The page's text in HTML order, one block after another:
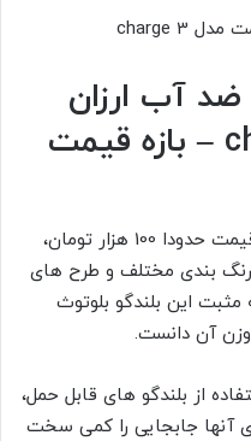
ضد آب ارزان
–بازه قیمت
یکی دیگر از بلندگو های مناسب با قیمت حدودا 100 هزار تومان،
بندی مختلف و طرح های
این بلندگو بلوتوث
آن دانست.
از بلندگو های قابل حمل،
آنها جابجایی را کمی سخت